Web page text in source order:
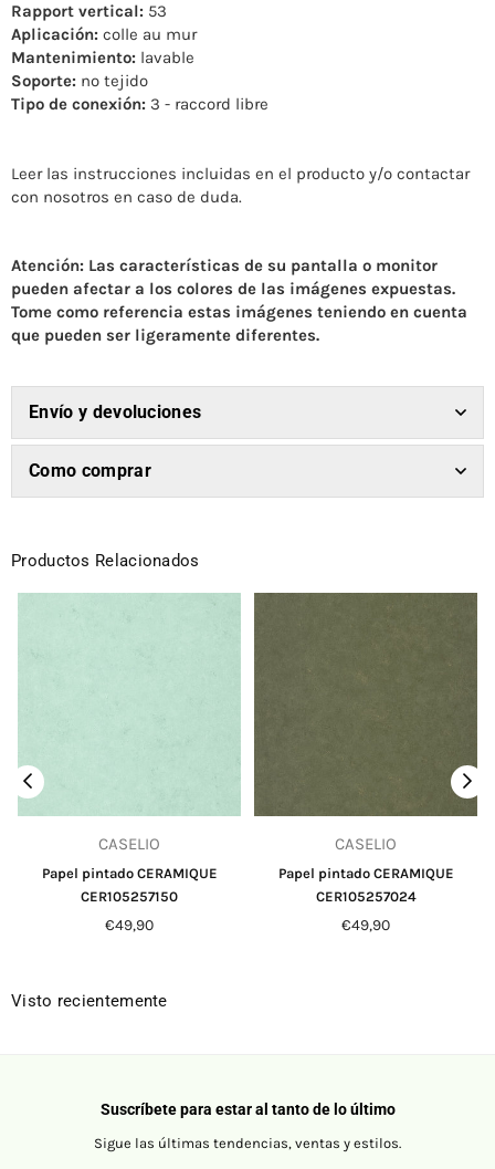
Rapport vertical: 53
Aplicación: colle au mur
Mantenimiento: lavable
Soporte: no tejido
Tipo de conexión: 3 - raccord libre
Leer las instrucciones incluidas en el producto y/o contactar
con nosotros en caso de duda.
Atención: Las características de su pantalla o monitor
pueden afectar a los colores de las imágenes expuestas.
Tome como referencia estas imágenes teniendo en cuenta
que pueden ser ligeramente diferentes.
Envío y devoluciones
Como comprar
Productos Relacionados
CASELIO
Papel pintado CERAMIQUE
CER105257150
Precio
€49,90
CASELIO
Papel pintado CERAMIQUE
CER105257024
Precio
€49,90
Visto recientemente
Suscríbete para estar al tanto de lo último
Sigue las últimas tendencias, ventas y estilos.